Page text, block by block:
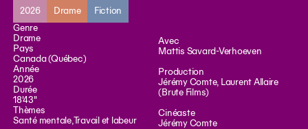
2026
Drame
Fiction
Genre
Drame
Pays
Canada (Québec)
Année
2026
Durée
18'43"
Thèmes
Santé mentale,Travail et labeur
Avec
Mattis Savard-Verhoeven
Production
Jérémy Comte, Laurent Allaire
(Brute Films)
Cinéaste
Jérémy Comte